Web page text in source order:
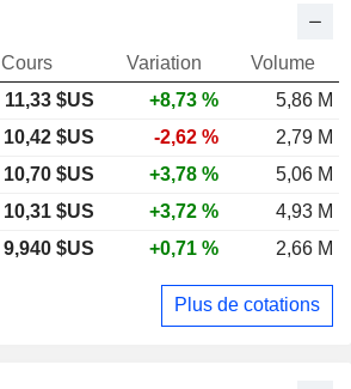
Cours Variation
Volume
11,33 $US +8,73 %
5,86 M
10,42 $US -2,62 %
2,79 M
10,70 $US +3,78 %
5,06 M
10,31 $US +3,72 %
4,93 M
9,940 $US +0,71 % 2,66 M
Plus de cotations